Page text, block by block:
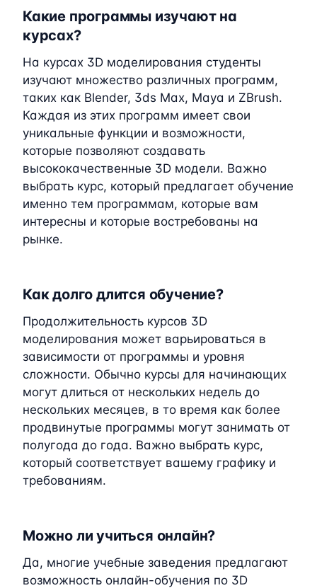
Какие программы изучают на
курсах?
На курсах 3D моделирования студенты
изучают множество различных программ,
таких как Blender, 3ds Max, Maya и ZBrush.
Каждая из этих программ имеет свои
уникальные функции и возможности,
которые позволяют создавать
высококачественные 3D модели. Важно
выбрать курс, который предлагает обучение
именно тем программам, которые вам
интересны и которые востребованы на
рынке.
Как долго длится обучение?
Продолжительность курсов 3D
моделирования может варьироваться в
зависимости от программы и уровня
сложности. Обычно курсы для начинающих
могут длиться от нескольких недель до
нескольких месяцев, в то время как более
продвинутые программы могут занимать от
полугода до года. Важно выбрать курс,
который соответствует вашему графику и
требованиям.
Можно ли учиться онлайн?
Да, многие учебные заведения предлагают
возможность онлайн-обучения по 3D